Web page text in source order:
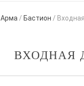
Арма / Бастион /
ВХОДНАЯ